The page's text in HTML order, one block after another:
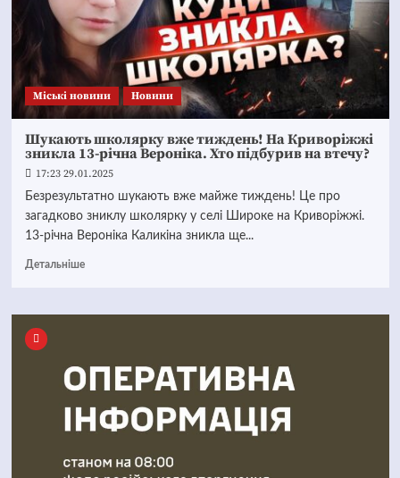
Mіські новини Новини
Шукають школярку вже тиждень! На Криворіжжі
зникла 13-річна Вероніка. Хто підбурив на втечу?
17:23 29.01.2025
Безрезультатно шукають вже майже тиждень! Це про
загадково зниклу школярку у селі Широке на Криворіжжі.
13-річна Вероніка Каликіна зникла ще...
Детальніше